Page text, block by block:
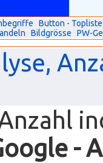
Button - Topliste
Bildgrösse PW-
-